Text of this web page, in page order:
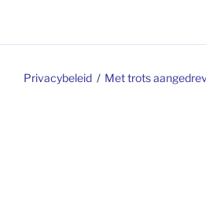
Privacybeleid Met trots